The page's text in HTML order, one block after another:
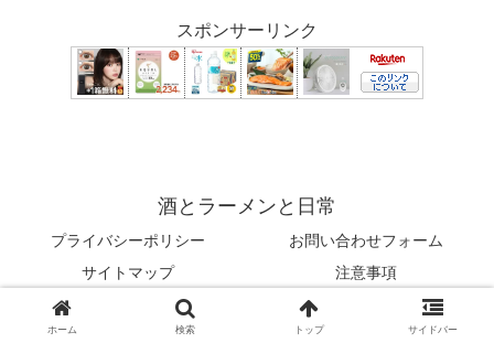
スポンサーリンク
酒とラーメンと日常
プライバシーポリシー
お問い合わせフォーム
サイトマップ
注意事項
© 2023 酒とラーメンと日常.
ホーム 検索 トップ サイドバー